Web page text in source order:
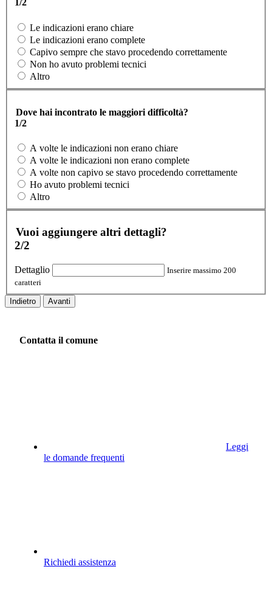
1/2
Le indicazioni erano chiare
Le indicazioni erano complete
Capivo sempre che stavo procedendo correttamente
Non ho avuto problemi tecnici
Altro
Dove hai incontrato le maggiori difficoltà?
1/2
A volte le indicazioni non erano chiare
A volte le indicazioni non erano complete
A volte non capivo se stavo procedendo correttamente
Ho avuto problemi tecnici
Altro
Vuoi aggiungere altri dettagli?
2/2
Dettaglio
Inserire massimo 200
caratteri
Indietro Avanti
Contatta il comune
Leggi
le domande frequenti
Richiedi assistenza